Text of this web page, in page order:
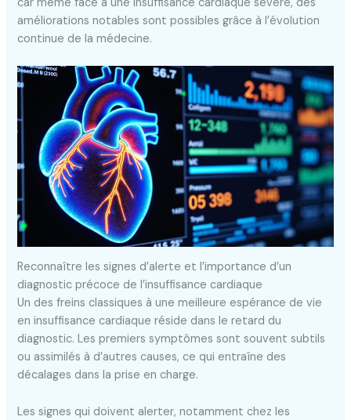
améliorations notables sont possibles grâce à l’évolution
continue de la médecine.
Reconnaître les signes d’alerte et l’importance d’un
diagnostic précoce de l’insuffisance cardiaque
Un des freins classiques à une meilleure espérance de vie
en insuffisance cardiaque réside dans le retard du
diagnostic. Les premiers symptômes sont souvent subtils
ou assimilés à d’autres causes, ce qui entraîne des
décalages dans la prise en charge.
Les signes qui doivent alerter, notamment chez les